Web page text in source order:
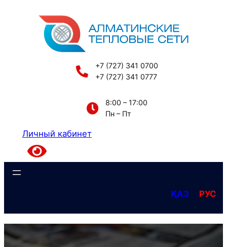
содержимому
+7 (727) 341 0700
+7 (727) 341 0777
8:00 – 17:00
Пн – Пт
Личный кабинет
ҚАЗ РУС